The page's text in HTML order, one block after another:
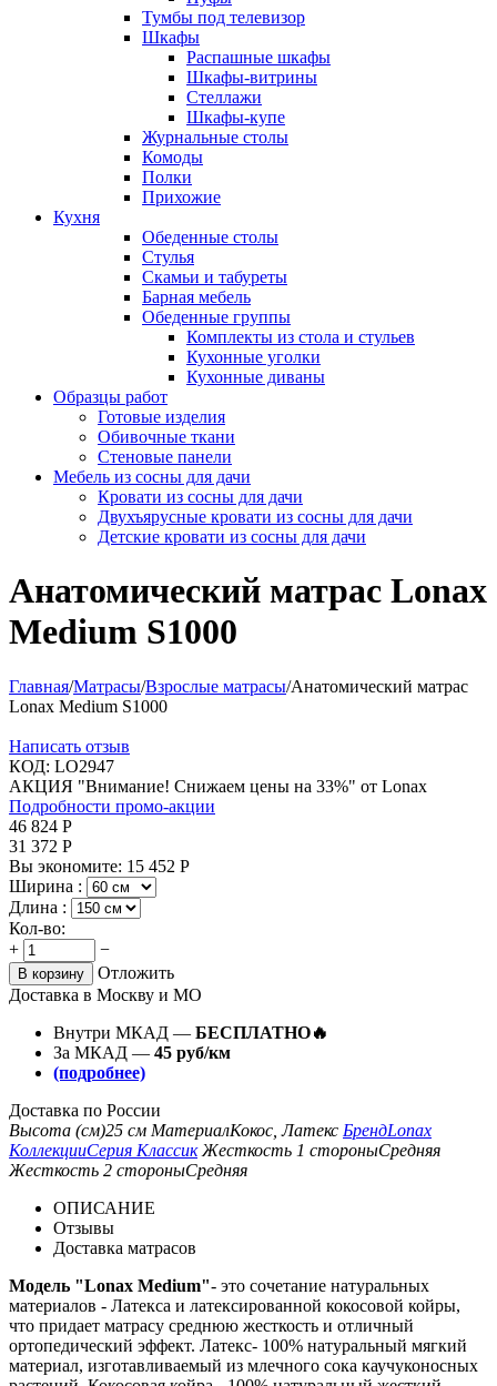
Тумбы под телевизор
Шкафы
Распашные шкафы
Шкафы-витрины
Стеллажи
Шкафы-купе
Журнальные столы
Комоды
Полки
Прихожие
Кухня
Обеденные столы
Стулья
Скамьи и табуреты
Барная мебель
Обеденные группы
Комплекты из стола и стульев
Кухонные уголки
Кухонные диваны
Образцы работ
Готовые изделия
Обивочные ткани
Стеновые панели
Мебель из сосны для дачи
Кровати из сосны для дачи
Двухъярусные кровати из сосны для дачи
Детские кровати из сосны для дачи
Анатомический матрас Lonax
Medium S1000
Главная/Матрасы/Взрослые матрасы/Анатомический матрас
Lonax Medium S1000
Написать отзыв
КОД: LO2947
АКЦИЯ "Внимание! Снижаем цены на 33%" от Lonax
Подробности промо-акции
46 824 Р
31 372 Р
Вы экономите: 15 452 Р
Ширина :
Длина :
Кол-во:
+
−
В корзину
Отложить
Доставка в Москву и МО
Внутри МКАД — БЕСПЛАТНО🔥
За МКАД — 45 руб/км
(подробнее)
Доставка по России
Высота (см)25 см МатериалКокос, Латекс БрендLonax
КоллекцииСерия Классик Жесткость 1 стороныСредняя
Жесткость 2 стороныСредняя
ОПИСАНИЕ
Отзывы
Доставка матрасов
Модель "Lonax Medium"- это сочетание натуральных
материалов - Латекса и латексированной кокосовой койры,
что придает матрасу среднюю жесткость и отличный
ортопедический эффект. Латекс- 100% натуральный мягкий
материал, изготавливаемый из млечного сока каучуконосных